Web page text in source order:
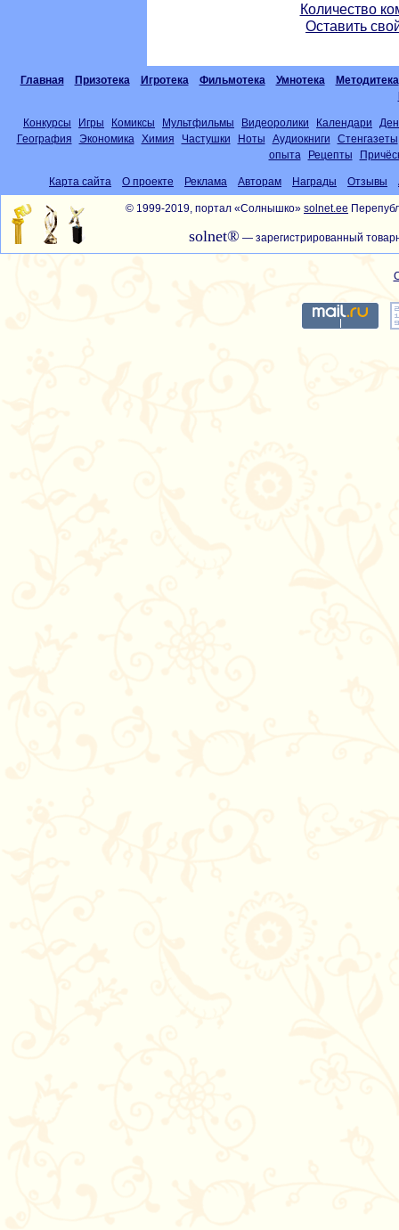
Количество
Оставить
Главная Призотека Игротека Фильмотека Умнотека
Методитека
Конкурсы Игры Комиксы Мультфильмы Видеоролики Календари
География
Экономика Химия Частушки Ноты Аудиокниги
Стенгазеты
опыта
Рецепты
Карта сайта О проекте Реклама Авторам Награды Отзывы
© 1999-2019, портал «Солнышко» solnet.ee
solnet® — зарегистрированный